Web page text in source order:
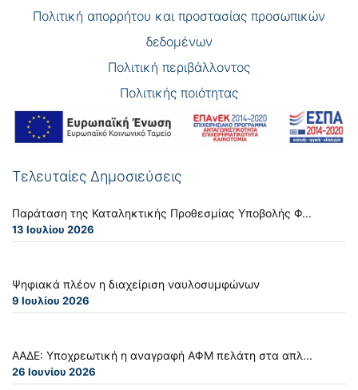
Πολιτική απορρήτου και προστασίας προσωπικών
δεδομένων
Πολιτική περιβάλλοντος
Πολιτικής ποιότητας
Τελευταίες Δημοσιεύσεις
Παράταση της Καταληκτικής Προθεσμίας Υποβολής Φ...
13 Ιουλίου 2026
Ψηφιακά πλέον η διαχείριση ναυλοσυμφώνων
9 Ιουλίου 2026
ΑΑΔΕ: Υποχρεωτική η αναγραφή ΑΦΜ πελάτη στα απλ...
26 Ιουνίου 2026